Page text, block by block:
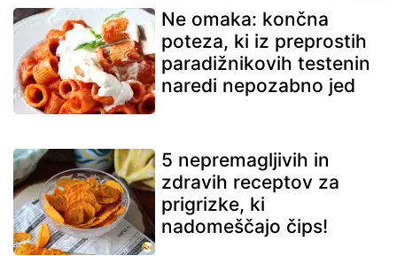
Ne omaka: končna
poteza, ki iz preprostih
paradižnikovih testenin
naredi nepozabno jed
5 nepremagljivih in
zdravih receptov za
prigrizke, ki
nadomeščajo čips!